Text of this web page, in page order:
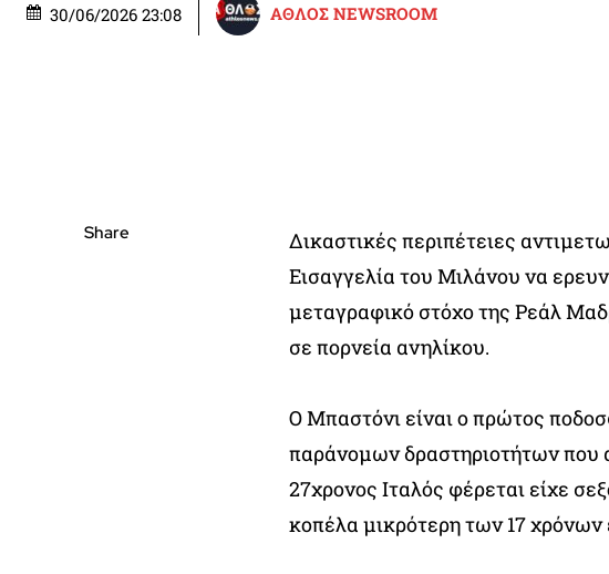
30/06/2026 23:08 ΑΘΛΟΣ NEWSROOM
Share Δικαστικές περιπέτειες
Εισαγγελία του Μιλάνου να
μεταγραφικό στόχο της Ρεάλ
σε πορνεία ανηλίκου.
Ο Μπαστόνι είναι ο πρώτος
παράνομων δραστηριοτήτων που
27χρονος Ιταλός φέρεται είχε
κοπέλα μικρότερη των 17 χρόνων